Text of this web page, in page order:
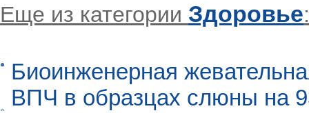
Еще из категории Здоровье:
Биоинженерная
ВПЧ в образцах слюны на